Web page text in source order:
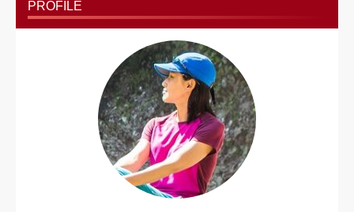
PROFILE